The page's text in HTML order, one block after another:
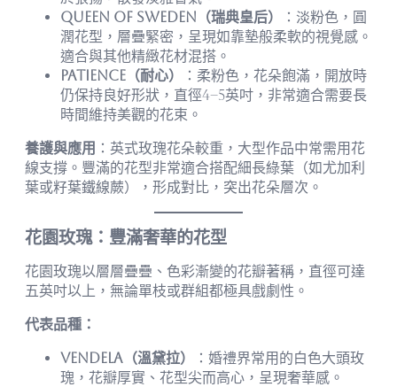
Queen of Sweden（瑞典皇后）
：淡粉色，圓
潤花型，層疊緊密，呈現如靠墊般柔軟的視覺感。
適合與其他精緻花材混搭。
Patience（耐心）
：柔粉色，花朵飽滿，開放時
仍保持良好形狀，直徑4–5英吋，非常適合需要長
時間維持美觀的花束。
養護與應用 ：英式玫瑰花朵較重，大型作品中常需用花
線支撐。豐滿的花型非常適合搭配細長綠葉（如尤加利
葉或籽葉鐵線蕨），形成對比，突出花朵層次。
花園玫瑰：豐滿奢華的花型
花園玫瑰以層層疊疊、色彩漸變的花瓣著稱，直徑可達
五英吋以上，無論單枝或群組都極具戲劇性。
代表品種：
Vendela（溫黛拉）
：婚禮界常用的白色大頭玫
瑰，花瓣厚實、花型尖而高心，呈現奢華感。